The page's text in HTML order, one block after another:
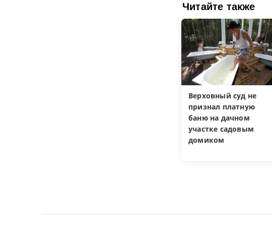
Читайте также
Верховный суд не
признал платную
баню на дачном
участке садовым
домиком